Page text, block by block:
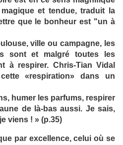
et tendue, traduit la
que le bonheur est "un à
ville ou campagne, les
sont et malgré toutes les
à respirer. Chris-Tian Vidal
«respiration» dans un
humer les parfums, respirer
de là-bas aussi. Je sais,
viens ! » (p.35)
par excellence, celui où se